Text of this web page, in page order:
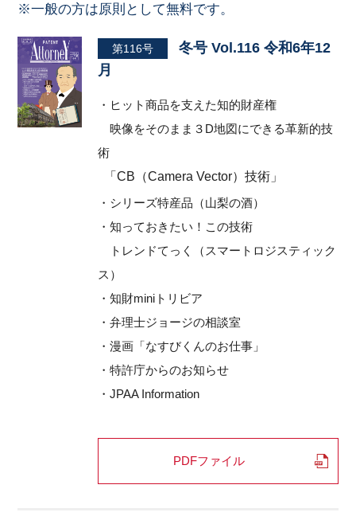
※一般の方は原則として無料です。
第116号
冬号 Vol.116 令和6年12
月
・ヒット商品を支えた知的財産権
映像をそのまま３D地図にできる革新的技
術
「CB（Camera Vector）技術」
・シリーズ特産品（山梨の酒）
・知っておきたい！この技術
トレンドてっく（スマートロジスティック
ス）
・知財miniトリビア
・弁理士ジョージの相談室
・漫画「なすびくんのお仕事」
・特許庁からのお知らせ
・JPAA Information
PDFファイル